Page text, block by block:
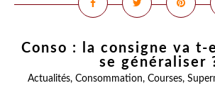
Conso : la consigne va
se généraliser
Actualités, Consommation, Courses,